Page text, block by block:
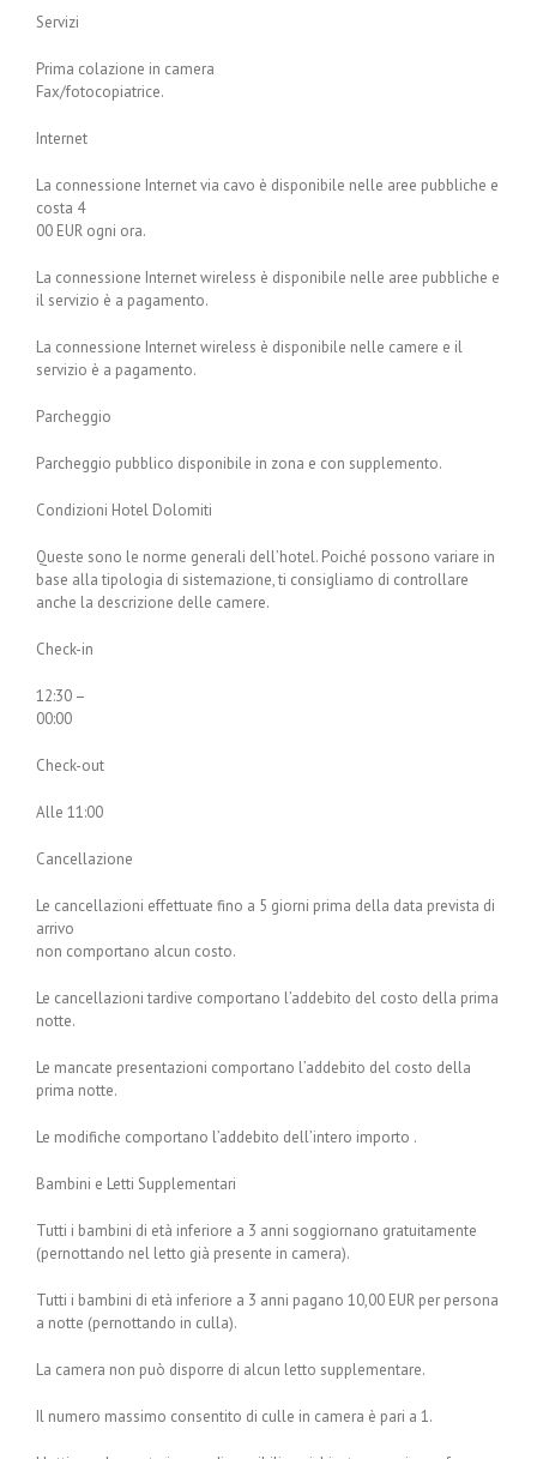
Servizi
Prima colazione in camera
Fax/fotocopiatrice.
Internet
La connessione Internet via cavo è disponibile nelle aree pubbliche e
costa 4
00 EUR ogni ora.
La connessione Internet wireless è disponibile nelle aree pubbliche e
il servizio è a pagamento.
La connessione Internet wireless è disponibile nelle camere e il
servizio è a pagamento.
Parcheggio
Parcheggio pubblico disponibile in zona e con supplemento.
Condizioni Hotel Dolomiti
Queste sono le norme generali dell’hotel. Poiché possono variare in
base alla tipologia di sistemazione, ti consigliamo di controllare
anche la descrizione delle camere.
Check-in
12:30 –
00:00
Check-out
Alle 11:00
Cancellazione
Le cancellazioni effettuate fino a 5 giorni prima della data prevista di
arrivo
non comportano alcun costo.
Le cancellazioni tardive comportano l’addebito del costo della prima
notte.
Le mancate presentazioni comportano l’addebito del costo della
prima notte.
Le modifiche comportano l’addebito dell’intero importo .
Bambini e Letti Supplementari
Tutti i bambini di età inferiore a 3 anni soggiornano gratuitamente
(pernottando nel letto già presente in camera).
Tutti i bambini di età inferiore a 3 anni pagano 10,00 EUR per persona
a notte (pernottando in culla).
La camera non può disporre di alcun letto supplementare.
Il numero massimo consentito di culle in camera è pari a 1.